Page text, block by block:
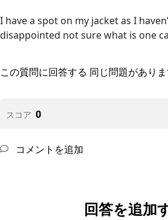
I have a spot on my jacket as I
disappointed not sure what is one
この質問に回答する 同じ問題があり
スコア 0
コメントを追加
回答を追加